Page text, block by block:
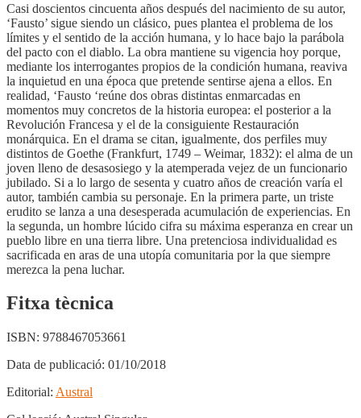
Casi doscientos cincuenta años después del nacimiento de su autor,
‘Fausto’ sigue siendo un clásico, pues plantea el problema de los
límites y el sentido de la acción humana, y lo hace bajo la parábola
del pacto con el diablo. La obra mantiene su vigencia hoy porque,
mediante los interrogantes propios de la condición humana, reaviva
la inquietud en una época que pretende sentirse ajena a ellos. En
realidad, ‘Fausto ‘reúne dos obras distintas enmarcadas en
momentos muy concretos de la historia europea: el posterior a la
Revolución Francesa y el de la consiguiente Restauración
monárquica. En el drama se citan, igualmente, dos perfiles muy
distintos de Goethe (Frankfurt, 1749 – Weimar, 1832): el alma de un
joven lleno de desasosiego y la atemperada vejez de un funcionario
jubilado. Si a lo largo de sesenta y cuatro años de creación varía el
autor, también cambia su personaje. En la primera parte, un triste
erudito se lanza a una desesperada acumulación de experiencias. En
la segunda, un hombre lúcido cifra su máxima esperanza en crear un
pueblo libre en una tierra libre. Una pretenciosa individualidad es
sacrificada en aras de una utopía comunitaria por la que siempre
merezca la pena luchar.
Fitxa tècnica
ISBN: 9788467053661
Data de publicació: 01/10/2018
Editorial: Austral